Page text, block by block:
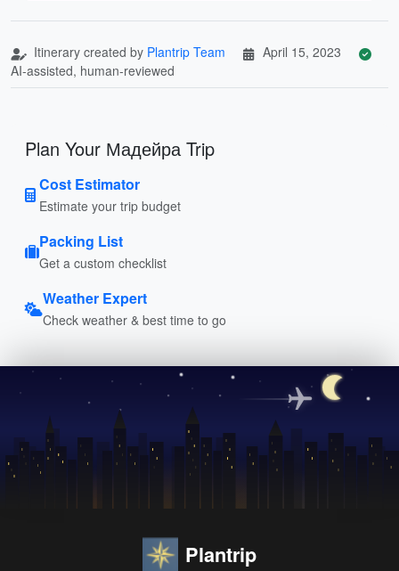
Itinerary created by Plantrip Team
April 15, 2023
AI-assisted, human-reviewed
Plan Your Мадейра Trip
Cost Estimator
Estimate your trip budget
Packing List
Get a custom checklist
Weather Expert
Check weather & best time to go
Plantrip